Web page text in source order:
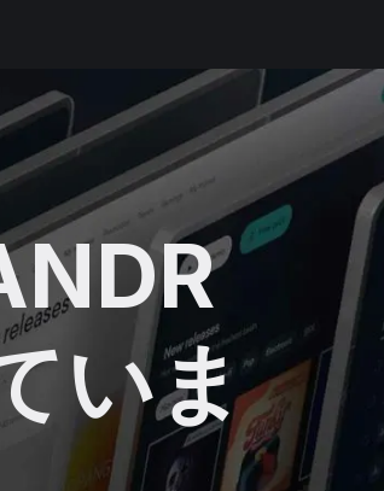
いま